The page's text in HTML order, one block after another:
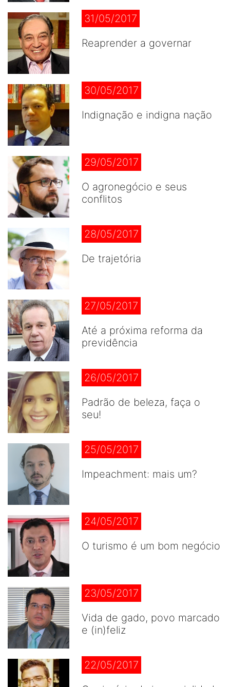
31/05/2017
Reaprender a governar
30/05/2017
Indignação e indigna nação
29/05/2017
O agronegócio e seus
conflitos
28/05/2017
De trajetória
27/05/2017
Até a próxima reforma da
previdência
26/05/2017
Padrão de beleza, faça o
seu!
25/05/2017
Impeachment: mais um?
24/05/2017
O turismo é um bom negócio
23/05/2017
Vida de gado, povo marcado
e (in)feliz
22/05/2017